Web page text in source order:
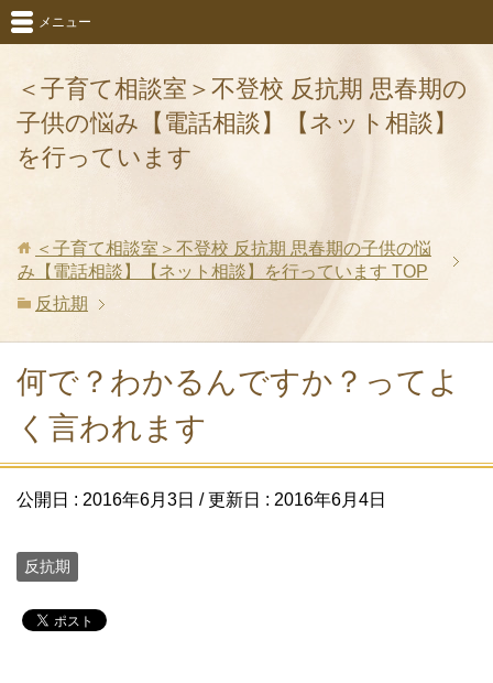
＜子育て相談室＞不登校 反抗期 思春期の
子供の悩み【電話相談】【ネット相談】
を行っています
メニュー
＜子育て相談室＞不登校 反抗期 思春期の子供の悩
み【電話相談】【ネット相談】を行っています TOP
反抗期
何で？わかるんですか？ってよ
く言われます
公開日 : 2016年6月3日 / 更新日 : 2016年6月4日
反抗期